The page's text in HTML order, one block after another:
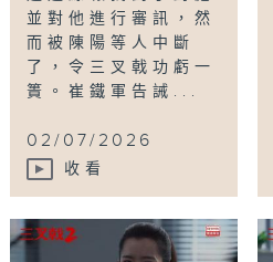
並對他進行審訊，然
而被陳陽等人中斷
了，令三叉戟功虧一
簣。崔鐵軍告誡...
02/07/2026
收看